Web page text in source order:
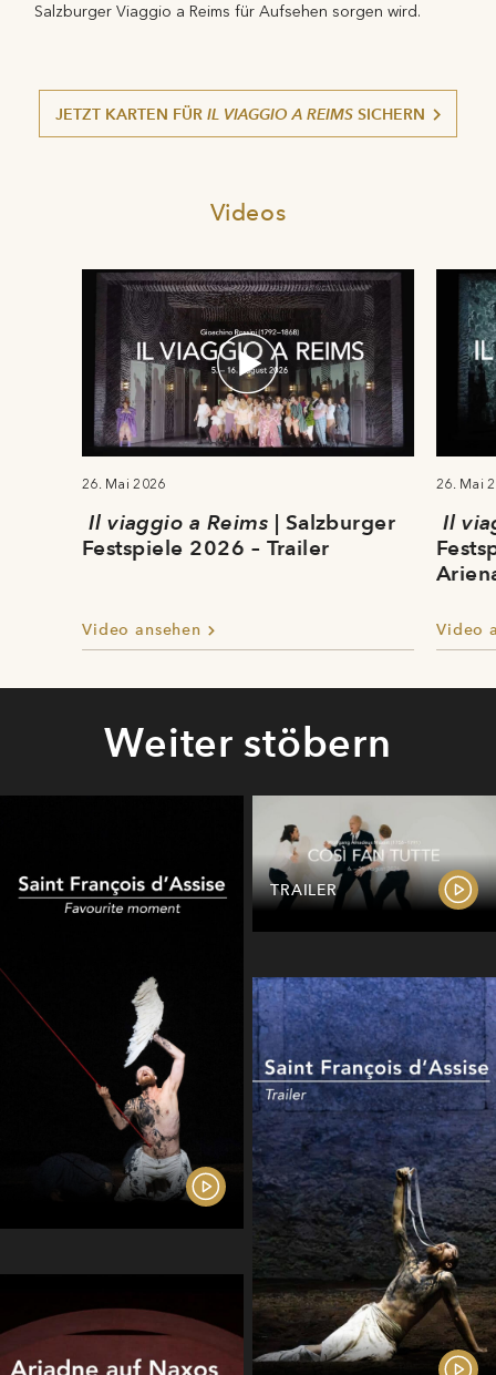
Salzburger Viaggio a Reims für Aufsehen sorgen wird.
JETZT KARTEN FÜRIL VIAGGIO A REIMS SICHERN
Videos
26. Mai 2026
Il viaggio a Reims | Salzburger
Festspiele 2026 – Trailer
Video ansehen
26. Mai
Il
Video
Weiter stöbern
TRAILER